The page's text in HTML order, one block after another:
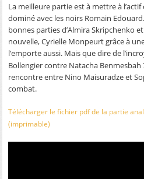
La meilleure partie est à mettre à
dominé avec les noirs Romain
bonnes parties d’Almira Skripchenko
nouvelle, Cyrielle Monpeurt grâce à
l’emporte aussi. Mais que dire de
Bollengier contre Natacha
rencontre entre Nino Maisuradze et
combat.
Télécharger le fichier pdf de la partie
(imprimable)